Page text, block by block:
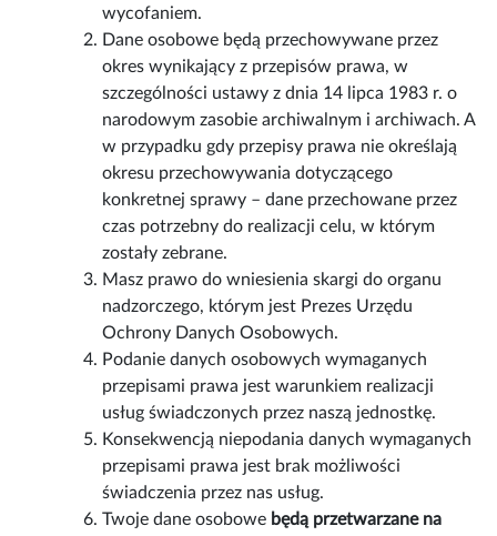
wycofaniem.
Dane osobowe będą przechowywane przez
okres wynikający z przepisów prawa, w
szczególności ustawy z dnia 14 lipca 1983 r. o
narodowym zasobie archiwalnym i archiwach. A
w przypadku gdy przepisy prawa nie określają
okresu przechowywania dotyczącego
konkretnej sprawy – dane przechowane przez
czas potrzebny do realizacji celu, w którym
zostały zebrane.
Masz prawo do wniesienia skargi do organu
nadzorczego, którym jest Prezes Urzędu
Ochrony Danych Osobowych.
Podanie danych osobowych wymaganych
przepisami prawa jest warunkiem realizacji
usług świadczonych przez naszą jednostkę.
Konsekwencją niepodania danych wymaganych
przepisami prawa jest brak możliwości
świadczenia przez nas usług.
Twoje dane osobowe będą przetwarzane na